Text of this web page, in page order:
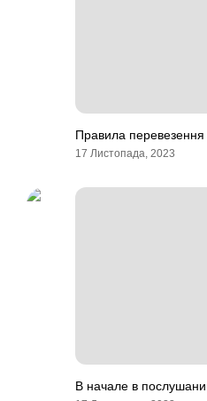
Правила
17 Листопада, 2023
В начале в